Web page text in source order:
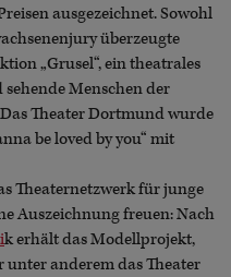
ausgezeichnet. Sowohl
überzeugte
„Grusel“, ein theatrales
Menschen der
Theater Dortmund wurde
be loved by you“ mit
Theaternetzwerk für junge
Auszeichnung freuen: Nach
k erhält das Modellprojekt,
anderem das Theater